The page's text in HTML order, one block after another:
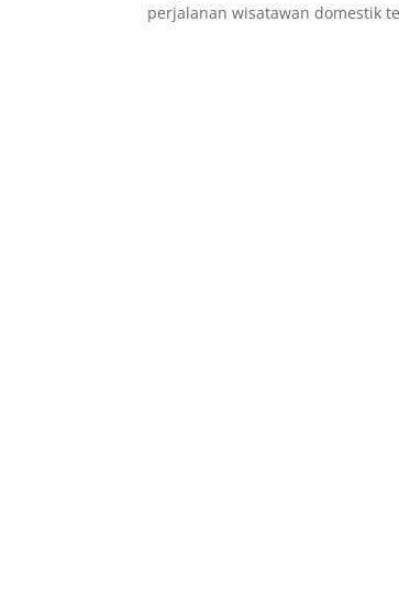
perjalanan wisatawan domestik